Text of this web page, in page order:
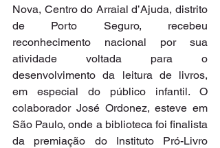
Nova, Centro do Arraial d’Ajuda, distrito
de Porto Seguro, recebeu
reconhecimento nacional por sua
atividade voltada para o
desenvolvimento da leitura de livros,
em especial do público infantil. O
colaborador José Ordonez, esteve em
São Paulo, onde a biblioteca foi finalista
da premiação do Instituto Pró-Livro